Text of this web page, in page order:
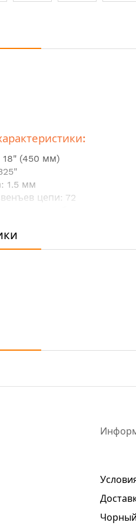
(450 мм)
1.5 мм
цепи: 72